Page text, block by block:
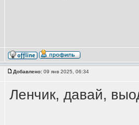
Добавлено:09 янв 2025, 06:34
Ленчик, давай,